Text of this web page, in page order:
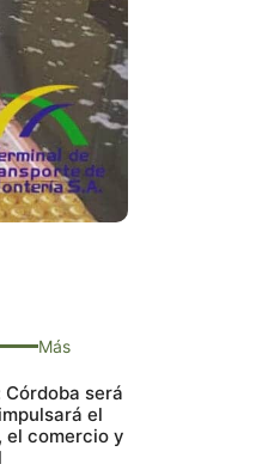
Más
Córdoba será
el
el comercio y